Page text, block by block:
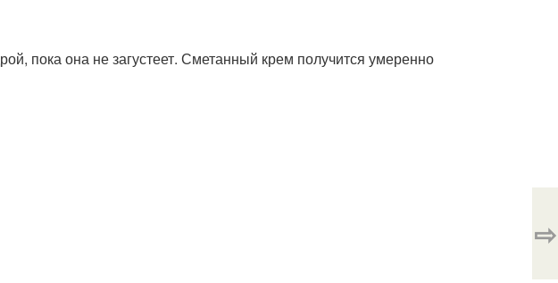
пока она не загустеет. Сметанный крем получится умеренно
⇨